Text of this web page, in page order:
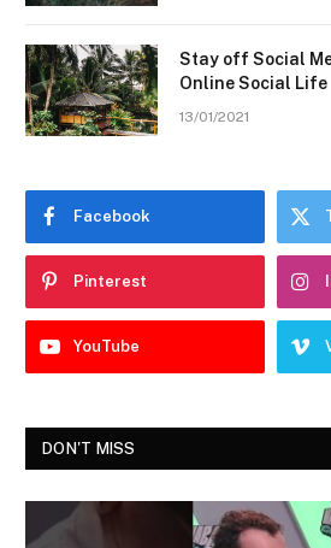
Stay off Social
Online Social Life
13/01/2021
Facebook
Pinterest
YouTube
DON'T MISS